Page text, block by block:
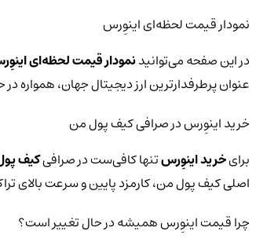
نمودار قیمت لحظه‌ای اینوِرس
در این صفحه می‌توانیدنمودار قیمت لحظه‌ای
عنوان پرطرفدارترین ارز دیجیتال جهان،
خرید اینوِرس در صرافی کیف پول من
برایخرید اینوِرستنها کافی‌ست در صرافیکیف
اصلی کیف پول من، کارمزد پایین و سرعت بالای
چرا قیمت اینوِرس همیشه در حال تغییر است؟